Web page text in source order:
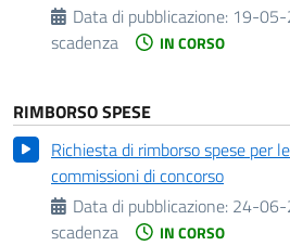
Data di pubblicazione: 19-05-
scadenza
IN CORSO
RIMBORSO SPESE
Richiesta di rimborso spese per
commissioni di concorso
Data di pubblicazione: 24-06-
scadenza
IN CORSO